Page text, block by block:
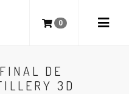
0
DE
3D